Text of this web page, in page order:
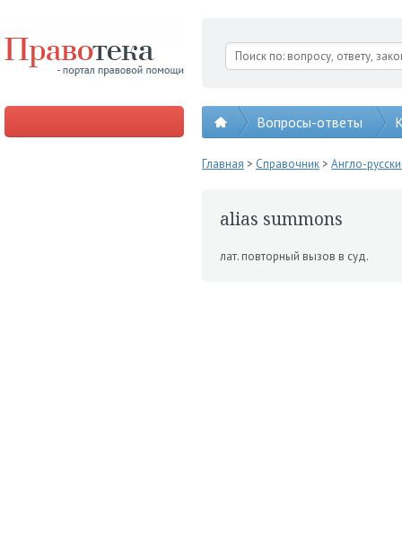
Вопросы-ответы
Главная > Справочник> Англо-
alias summons
лат. повторный вызов в суд.